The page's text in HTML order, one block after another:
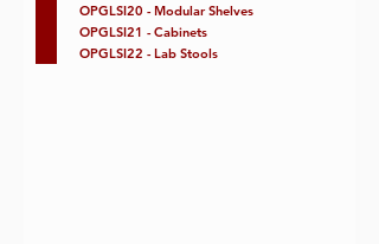
OPGLSI20 - Modular Shelves
OPGLSI21 - Cabinets
OPGLSI22 - Lab Stools